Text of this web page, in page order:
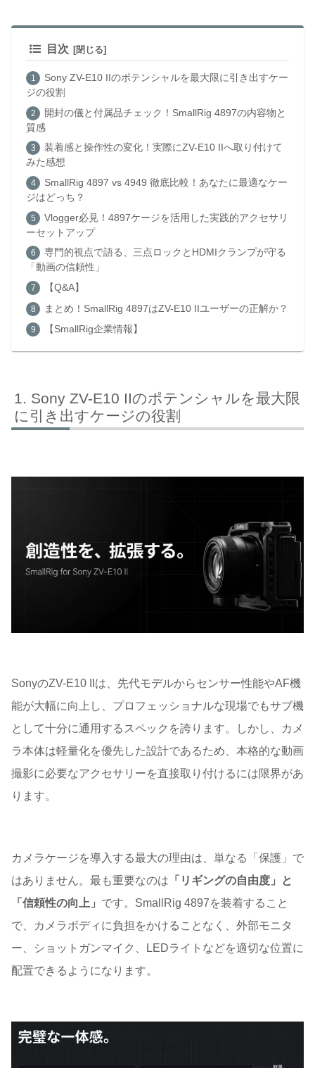
目次
Sony ZV-E10 IIのポテンシャルを最大限に引き出すケー
ジの役割
開封の儀と付属品チェック！SmallRig 4897の内容物と
質感
装着感と操作性の変化！実際にZV-E10 IIへ取り付けて
みた感想
SmallRig 4897 vs 4949 徹底比較！あなたに最適なケー
ジはどっち？
Vlogger必見！4897ケージを活用した実践的アクセサリ
ーセットアップ
専門的視点で語る、三点ロックとHDMIクランプが守る
「動画の信頼性」
【Q&A】
まとめ！SmallRig 4897はZV-E10 IIユーザーの正解か？
【SmallRig企業情報】
Sony ZV-E10 IIのポテンシャルを最大限
に引き出すケージの役割
SonyのZV-E10 IIは、先代モデルからセンサー性能やAF機
能が大幅に向上し、プロフェッショナルな現場でもサブ機
として十分に通用するスペックを誇ります。しかし、カメ
ラ本体は軽量化を優先した設計であるため、本格的な動画
撮影に必要なアクセサリーを直接取り付けるには限界があ
ります。
カメラケージを導入する最大の理由は、単なる「保護」で
はありません。最も重要なのは 「リギングの自由度」と
「信頼性の向上」 です。SmallRig 4897を装着すること
で、カメラボディに負担をかけることなく、外部モニタ
ー、ショットガンマイク、LEDライトなどを適切な位置に
配置できるようになります。